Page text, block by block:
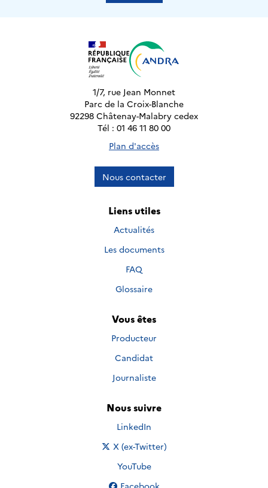
1/7, rue Jean Monnet
Parc de la Croix-Blanche
92298 Châtenay-Malabry cedex
Tél : 01 46 11 80 00
Plan d'accès
Nous contacter
Liens utiles
Actualités
Les documents
FAQ
Glossaire
Vous êtes
Producteur
Candidat
Journaliste
Nous suivre
Nous suivre sur
LinkedIn
Nous suivre sur
X (ex-Twitter)
Nous suivre sur
YouTube
Nous suivre sur